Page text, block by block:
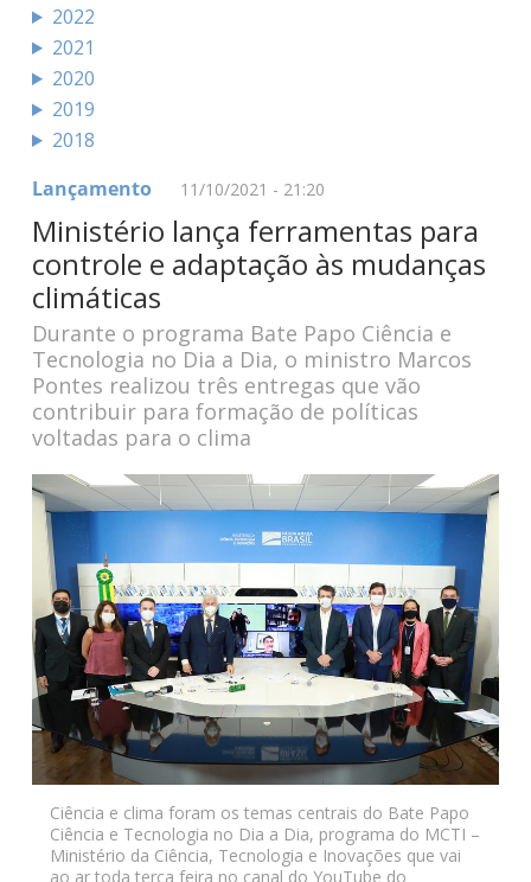
Lançamento 11/10/2021 - 21:20
Ministério lança ferramentas para
controle e adaptação às mudanças
climáticas
Durante o programa Bate Papo Ciência e
Tecnologia no Dia a Dia, o ministro Marcos
Pontes realizou três entregas que vão
contribuir para formação de políticas
voltadas para o clima
Ciência e clima foram os temas centrais do Bate Papo
Ciência e Tecnologia no Dia a Dia, programa do MCTI –
Ministério da Ciência, Tecnologia e Inovações que vai
ao ar toda terça feira no canal do YouTube do
2022
2021
2020
2019
2018